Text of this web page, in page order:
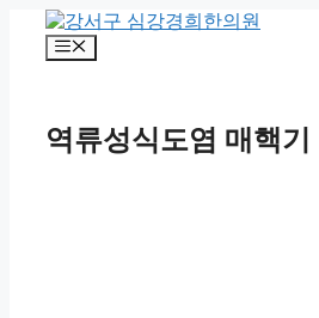
메
역류성식도염 매핵기